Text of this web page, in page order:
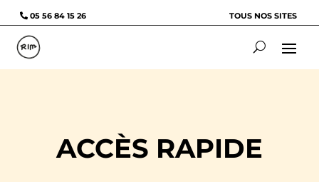
05 56 84 15 26 TOUS NOS SITES
ACCÈS RAPIDE